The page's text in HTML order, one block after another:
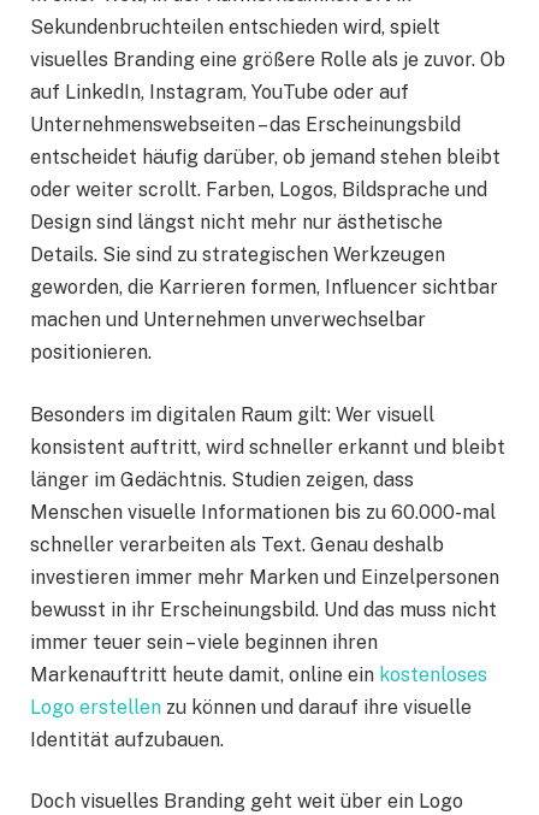
Sekundenbruchteilen entschieden wird, spielt
visuelles Branding eine größere Rolle als je zuvor. Ob
auf LinkedIn, Instagram, YouTube oder auf
Unternehmenswebseiten – das Erscheinungsbild
entscheidet häufig darüber, ob jemand stehen bleibt
oder weiter scrollt. Farben, Logos, Bildsprache und
Design sind längst nicht mehr nur ästhetische
Details. Sie sind zu strategischen Werkzeugen
geworden, die Karrieren formen, Influencer sichtbar
machen und Unternehmen unverwechselbar
positionieren.
Besonders im digitalen Raum gilt: Wer visuell
konsistent auftritt, wird schneller erkannt und bleibt
länger im Gedächtnis. Studien zeigen, dass
Menschen visuelle Informationen bis zu 60.000-mal
schneller verarbeiten als Text. Genau deshalb
investieren immer mehr Marken und Einzelpersonen
bewusst in ihr Erscheinungsbild. Und das muss nicht
immer teuer sein – viele beginnen ihren
Markenauftritt heute damit, online ein kostenloses
Logo erstellen zu können und darauf ihre visuelle
Identität aufzubauen.
Doch visuelles Branding geht weit über ein Logo